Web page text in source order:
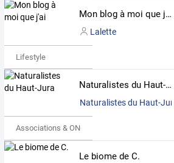
Mon blog à moi que j'ai
Lalette
Lifestyle
Naturalistes du Haut-Jura
Naturalistes du Haut-Jura
Associations & ONG
Le biome de C.